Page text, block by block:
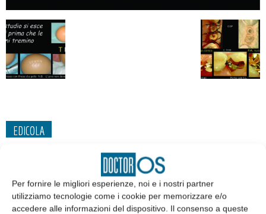
Per fornire le migliori esperienze, noi e i nostri partner
utilizziamo tecnologie come i cookie per memorizzare e/o
accedere alle informazioni del dispositivo. Il consenso a queste
EDICOLA